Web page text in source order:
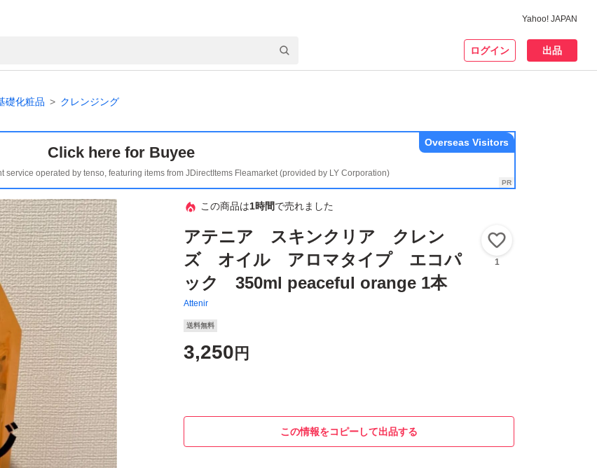
Yahoo! JAPAN
ログイン 出品
礎化粧品 クレンジング
Click here for Buyee
service operated by tenso, featuring items from JDirectItems Fleamarket (provided by LY Corporation)
Overseas Visitors
この商品は1時間で売れました
アテニア スキンクリア クレン
ズ オイル アロマタイプ エコパ
ック 350ml peaceful orange 1本
Attenir
1
送料無料
3,250 円
この情報をコピーして出品する